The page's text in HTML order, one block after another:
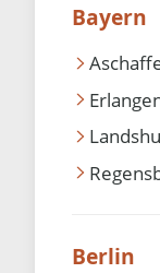
Bayern
Berlin